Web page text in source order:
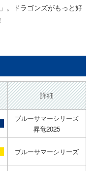
。ドラゴンズがもっと好
詳細
ブルーサマーシリーズ
昇竜2025
ブルーサマーシリーズ